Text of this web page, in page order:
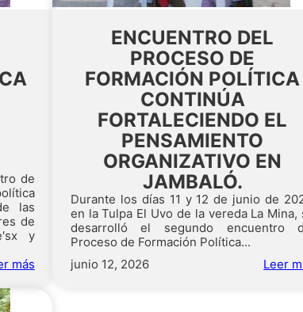
de
las
de
y
más
ENCUENTRO DEL
PROCESO DE
FORMACIÓN POLÍTICA
CONTINÚA
FORTALECIENDO EL
PENSAMIENTO
ORGANIZATIVO EN
JAMBALÓ.
Durante los días 11 y 12 de junio de
en la Tulpa El Uvo de la vereda La Mina,
desarrolló el segundo encuentro
Proceso de Formación Política...
junio 12, 2026
Leer